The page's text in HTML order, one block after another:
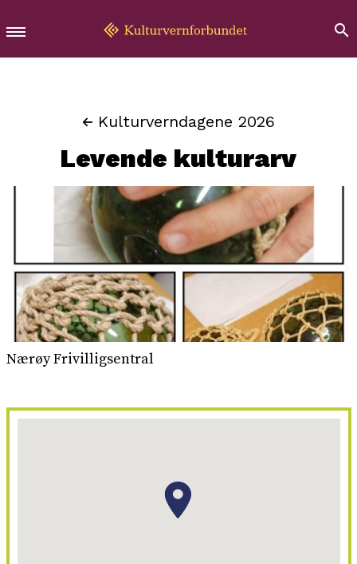
Kulturverndagene 2026
Levende kulturarv
Nærøy Frivilligsentral